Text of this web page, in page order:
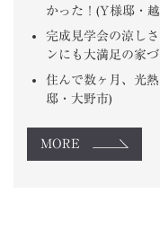
かった！(Y様邸・
完成見学会の涼し
ンにも大満足の家
住んで数ヶ月、光
邸・大野市)
MORE